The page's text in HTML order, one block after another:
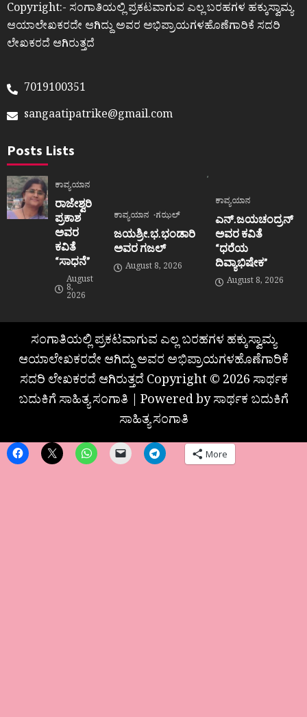
Copyright:- ಸಂಗಾತಿಯಲ್ಲಿ ಪ್ರಕಟವಾಗುವ ಎಲ್ಲ ಬರಹಗಳ ಹಕ್ಕುಸ್ವಾಮ್ಯ
ಆಯಾಲೇಖಕರದೇ ಆಗಿದ್ದು ಅವರ ಅಭಿಪ್ರಾಯಗಳಹೊಣೆಗಾರಿಕೆ ಸದರಿ
ಲೇಖಕರದೆ ಆಗಿರುತ್ತದೆ
7019100351
sangaatipatrike@gmail.com
Posts Lists
ಕಾವ್ಯಯಾನ
ರಾಜೇಶ್ವರಿ
ಪ್ರಕಾಶ
ಅವರ
ಕವಿತೆ
“ಸಾಧನೆ”
August
8,
2026
ಕಾವ್ಯಯಾನ ಗಝಲ್
ಜಯಶ್ರೀ.ಭ.ಭಂಡಾರಿ
ಅವರ ಗಜಲ್
August 8, 2026
ಕಾವ್ಯಯಾನ
ಎನ್.ಜಯಚಂದ್ರನ್
ಅವರ ಕವಿತೆ
“ಧರೆಯ
ದಿವ್ಯಾಭಿಷೇಕ”
August 8, 2026
ಸಂಗಾತಿಯಲ್ಲಿ ಪ್ರಕಟವಾಗುವ ಎಲ್ಲ ಬರಹಗಳ ಹಕ್ಕುಸ್ವಾಮ್ಯ
ಆಯಾಲೇಖಕರದೇ ಆಗಿದ್ದು ಅವರ ಅಭಿಪ್ರಾಯಗಳಹೊಣೆಗಾರಿಕೆ
ಸದರಿ ಲೇಖಕರದೆ ಆಗಿರುತ್ತದೆ Copyright © 2026 ಸಾರ್ಥಕ
ಬದುಕಿಗೆ ಸಾಹಿತ್ಯ ಸಂಗಾತಿ | Powered by ಸಾರ್ಥಕ ಬದುಕಿಗೆ
ಸಾಹಿತ್ಯ ಸಂಗಾತಿ
More